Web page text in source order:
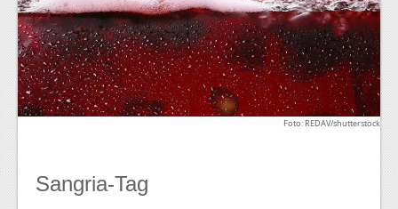
Foto: REDAV/shutterstock
Sangria-Tag